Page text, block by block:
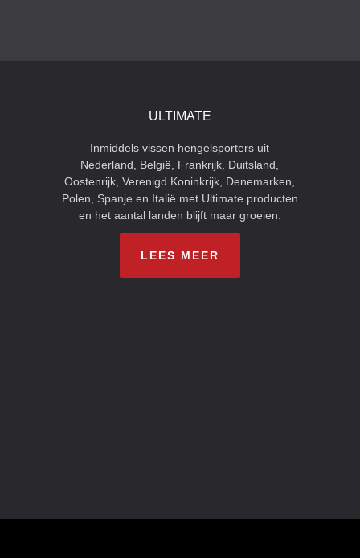
ULTIMATE
Inmiddels vissen hengelsporters uit
Nederland, België, Frankrijk, Duitsland,
Oostenrijk, Verenigd Koninkrijk, Denemarken,
Polen, Spanje en Italië met Ultimate producten
en het aantal landen blijft maar groeien.
LEES MEER